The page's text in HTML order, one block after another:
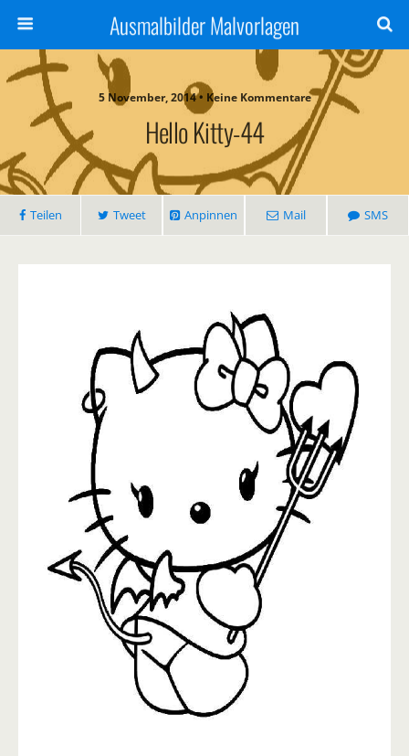
Ausmalbilder Malvorlagen
5 November, 2014 • Keine Kommentare
Hello Kitty-44
Teilen Tweet Anpinnen Mail SMS